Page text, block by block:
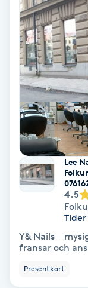
Brynfärgning
Brynplockning
Celluliter
Coachning
Color correction
Damklippning
Lee
4.5
Tider
Y& Nails –
fransar och
Presentkort